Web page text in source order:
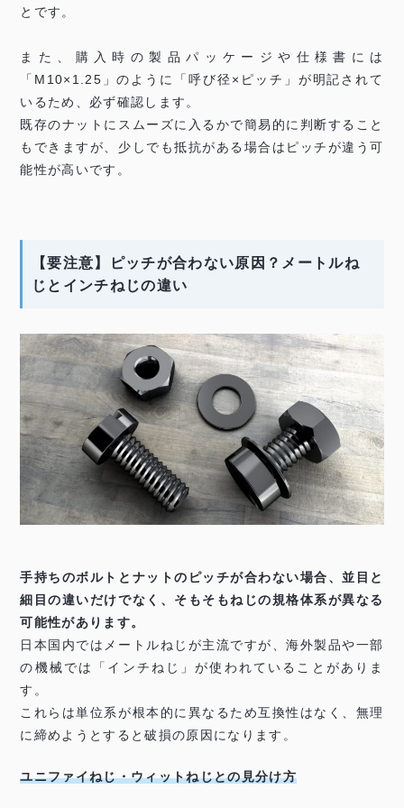
とです。
また、購入時の製品パッケージや仕様書には
「M10×1.25」のように「呼び径×ピッチ」が明記されて
いるため、必ず確認します。
既存のナットにスムーズに入るかで簡易的に判断すること
もできますが、少しでも抵抗がある場合はピッチが違う可
能性が高いです。
【要注意】ピッチが合わない原因？メートルね
じとインチねじの違い
手持ちのボルトとナットのピッチが合わない場合、並目と
細目の違いだけでなく、そもそもねじの規格体系が異なる
可能性があります。
日本国内ではメートルねじが主流ですが、海外製品や一部
の機械では「インチねじ」が使われていることがありま
す。
これらは単位系が根本的に異なるため互換性はなく、無理
に締めようとすると破損の原因になります。
ユニファイねじ・ウィットねじとの見分け方